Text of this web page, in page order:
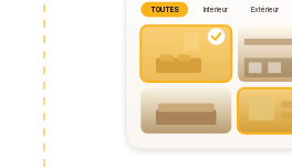
TOUTES Intérieur Extérieur